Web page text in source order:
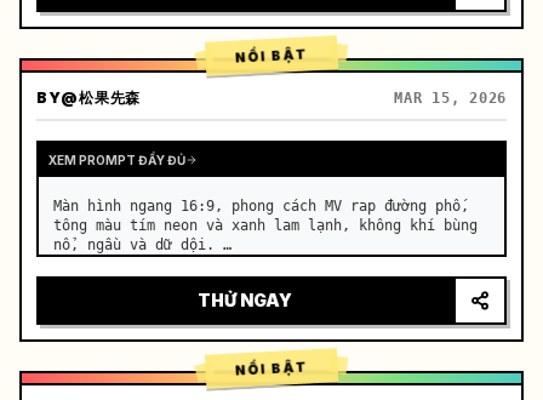
NỔI BẬT
BY@松果先森 MAR 15, 2026
XEM PROMPT ĐẦY ĐỦ
Màn hình ngang 16:9, phong cách MV rap đường phố,
tông màu tím neon và xanh lam lạnh, không khí bùng
nổ, ngầu và dữ dội. …
THỬ NGAY
NỔI BẬT